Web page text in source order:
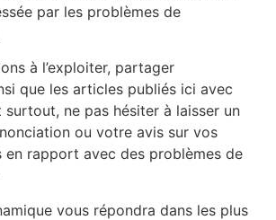
par les problèmes de
à l’exploiter, partager
que les articles publiés ici avec
ne pas hésiter à laisser un
ou votre avis sur vos
en rapport avec des problèmes de
vous répondra dans les plus